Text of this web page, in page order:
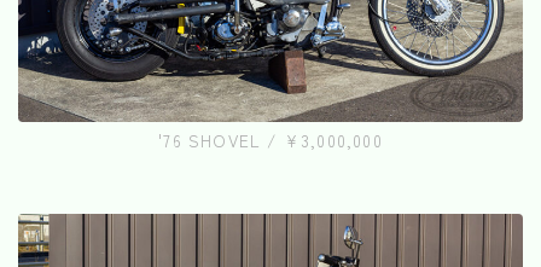
'76 SHOVEL / ¥3,000,000